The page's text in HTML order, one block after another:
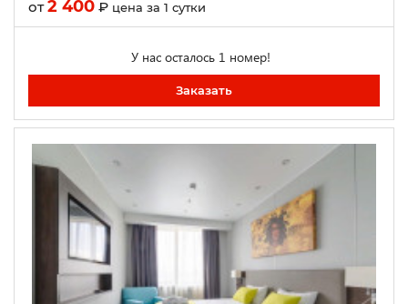
от2 400 ₽ цена за 1 сутки
У нас осталось 1 номер!
Заказать